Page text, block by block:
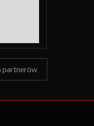
partnerów